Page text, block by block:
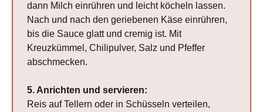
dann Milch einrühren und leicht köcheln lassen.
Nach und nach den geriebenen Käse einrühren,
bis die Sauce glatt und cremig ist. Mit
Kreuzkümmel, Chilipulver, Salz und Pfeffer
abschmecken.
5. Anrichten und servieren:
Reis auf Tellern oder in Schüsseln verteilen,